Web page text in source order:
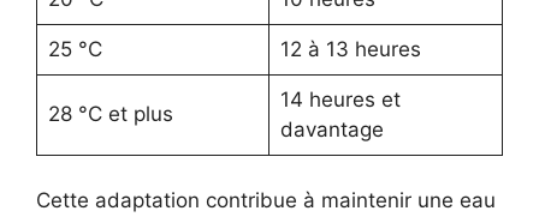
25 °C 12 à 13 heures
28 °C et plus
14 heures et
davantage
Cette adaptation contribue à maintenir une eau